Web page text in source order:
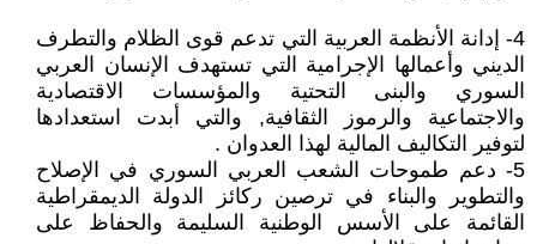
4- إدانة الأنظمة العربية التي تدعم قوى الظلام والتطرف
الديني وأعمالها الإجرامية التي تستهدف الإنسان العربي
السوري والبنى التحتية والمؤسسات الاقتصادية
والاجتماعية والرموز الثقافية, والتي أبدت استعدادها
لتوفير التكاليف المالية لهذا العدوان .
5- دعم طموحات الشعب العربي السوري في الإصلاح
والتطوير والبناء في ترصين ركائز الدولة الديمقراطية
القائمة على الأسس الوطنية السليمة والحفاظ على